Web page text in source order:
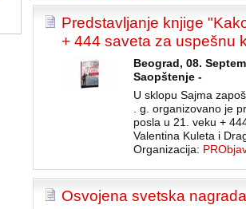
Predstavljanje knjige
+ 444 saveta za uspešnu
Beograd, 08.
Saopštenje -
U sklopu Sajma
. g. organizovano je
posla u 21. veku +
Valentina Kuleta i
Organizacija:
Osvojena svetska